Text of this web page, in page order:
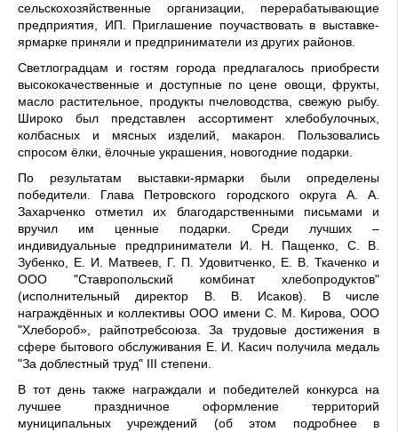
сельскохозяйственные организации, перерабатывающие
предприятия, ИП. Приглашение поучаствовать в выставке-
ярмарке приняли и предприниматели из других районов.
Светлоградцам и гостям города предлагалось приобрести
высококачественные и доступные по цене овощи, фрукты,
масло растительное, продукты пчеловодства, свежую рыбу.
Широко был представлен ассортимент хлебобулочных,
колбасных и мясных изделий, макарон. Пользовались
спросом ёлки, ёлочные украшения, новогодние подарки.
По результатам выставки-ярмарки были определены
победители. Глава Петровского городского округа А. А.
Захарченко отметил их благодарственными письмами и
вручил им ценные подарки. Среди лучших –
индивидуальные предприниматели И. Н. Пащенко, С. В.
Зубенко, Е. И. Матвеев, Г. П. Удовитченко, Е. В. Ткаченко и
ООО "Ставропольский комбинат хлебопродуктов"
(исполнительный директор В. В. Исаков). В числе
награждённых и коллективы ООО имени С. М. Кирова, ООО
"Хлебороб», райпотребсоюза. За трудовые достижения в
сфере бытового обслуживания Е. И. Касич получила медаль
"За доблестный труд" III степени.
В тот день также награждали и победителей конкурса на
лучшее праздничное оформление территорий
муниципальных учреждений (об этом подробнее в